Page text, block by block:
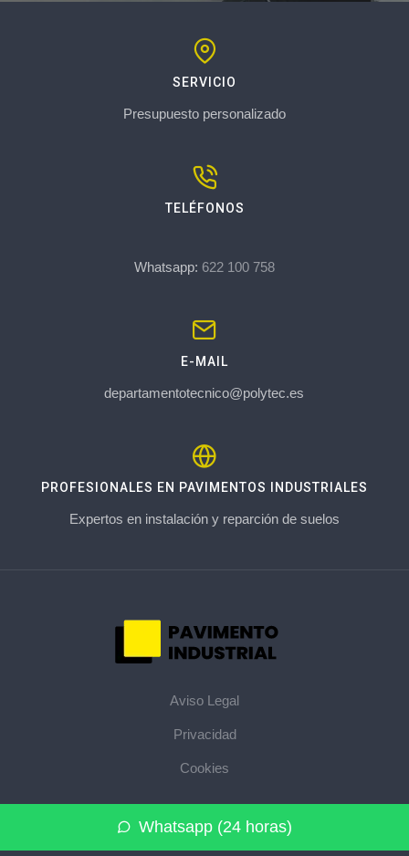
Whatsapp (24 horas)
SERVICIO
Presupuesto personalizado
TELÉFONOS
Whatsapp: 622 100 758
E-MAIL
departamentotecnico@polytec.es
PROFESIONALES EN PAVIMENTOS INDUSTRIALES
Expertos en instalación y reparción de suelos
Aviso Legal
Privacidad
Cookies
© 2026 pavimentoindustrial.pro · La web de pavimentos
industriales de su provincia · Mapa del sitio